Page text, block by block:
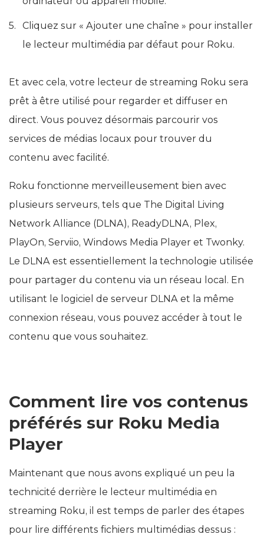
Cliquez sur « Ajouter une chaîne » pour installer
le lecteur multimédia par défaut pour Roku.
Et avec cela, votre lecteur de streaming Roku sera
prêt à être utilisé pour regarder et diffuser en
direct. Vous pouvez désormais parcourir vos
services de médias locaux pour trouver du
contenu avec facilité.
Roku fonctionne merveilleusement bien avec
plusieurs serveurs, tels que The Digital Living
Network Alliance (DLNA), ReadyDLNA, Plex,
PlayOn, Serviio, Windows Media Player et Twonky.
Le DLNA est essentiellement la technologie utilisée
pour partager du contenu via un réseau local. En
utilisant le logiciel de serveur DLNA et la même
connexion réseau, vous pouvez accéder à tout le
contenu que vous souhaitez.
Comment lire vos contenus
préférés sur Roku Media
Player
Maintenant que nous avons expliqué un peu la
technicité derrière le lecteur multimédia en
streaming Roku, il est temps de parler des étapes
pour lire différents fichiers multimédias dessus :